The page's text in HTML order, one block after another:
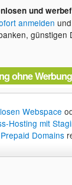
und
anmelden
günstigen
ohne
Webspace
Hosting mit
Prepaid Domains